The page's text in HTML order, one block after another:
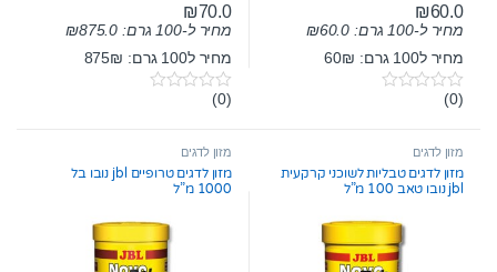
₪60.0
מחיר ל-100 גרם: ₪60.0
מחיר ל100 גרם: 60₪
0
t
f
5
(0)
₪70.0
מחיר ל-100 גרם: ₪875.0
מחיר ל100 גרם: 875₪
0
t
f
5
(0)
מזון לדגים
מזון לדגים טבליות לשוכני קרקעית
jbl נובו טאב 100 מ”ל
מזון לדגים
מזון לדגים טרופיים jbl נובו בל
1000 מ”ל